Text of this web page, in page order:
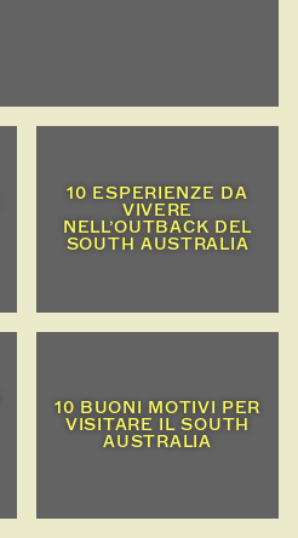
10 ESPERIENZE DA
VIVERE
NELL’OUTBACK DEL
SOUTH AUSTRALIA
10 BUONI MOTIVI PER
VISITARE IL SOUTH
AUSTRALIA